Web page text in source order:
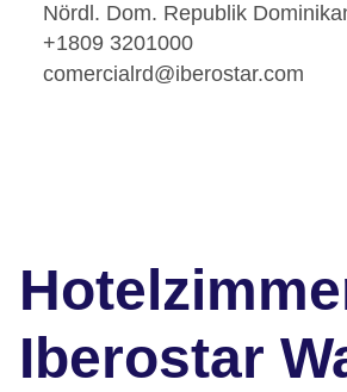
Nördl. Dom. Republik
+1809 3201000
comercialrd@iberostar.com
Iberostar